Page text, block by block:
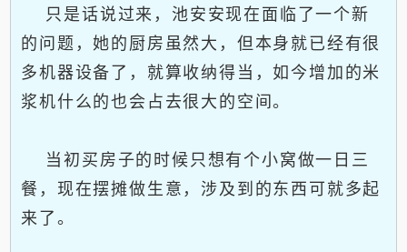
只是话说过来，池安安现在面临了一个新
的问题，她的厨房虽然大，但本身就已经有很
多机器设备了，就算收纳得当，如今增加的米
浆机什么的也会占去很大的空间。
当初买房子的时候只想有个小窝做一日三
餐，现在摆摊做生意，涉及到的东西可就多起
来了。